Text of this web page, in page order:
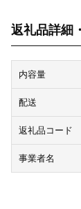
返礼品詳細
内容量
配送
返礼品コード
事業者名